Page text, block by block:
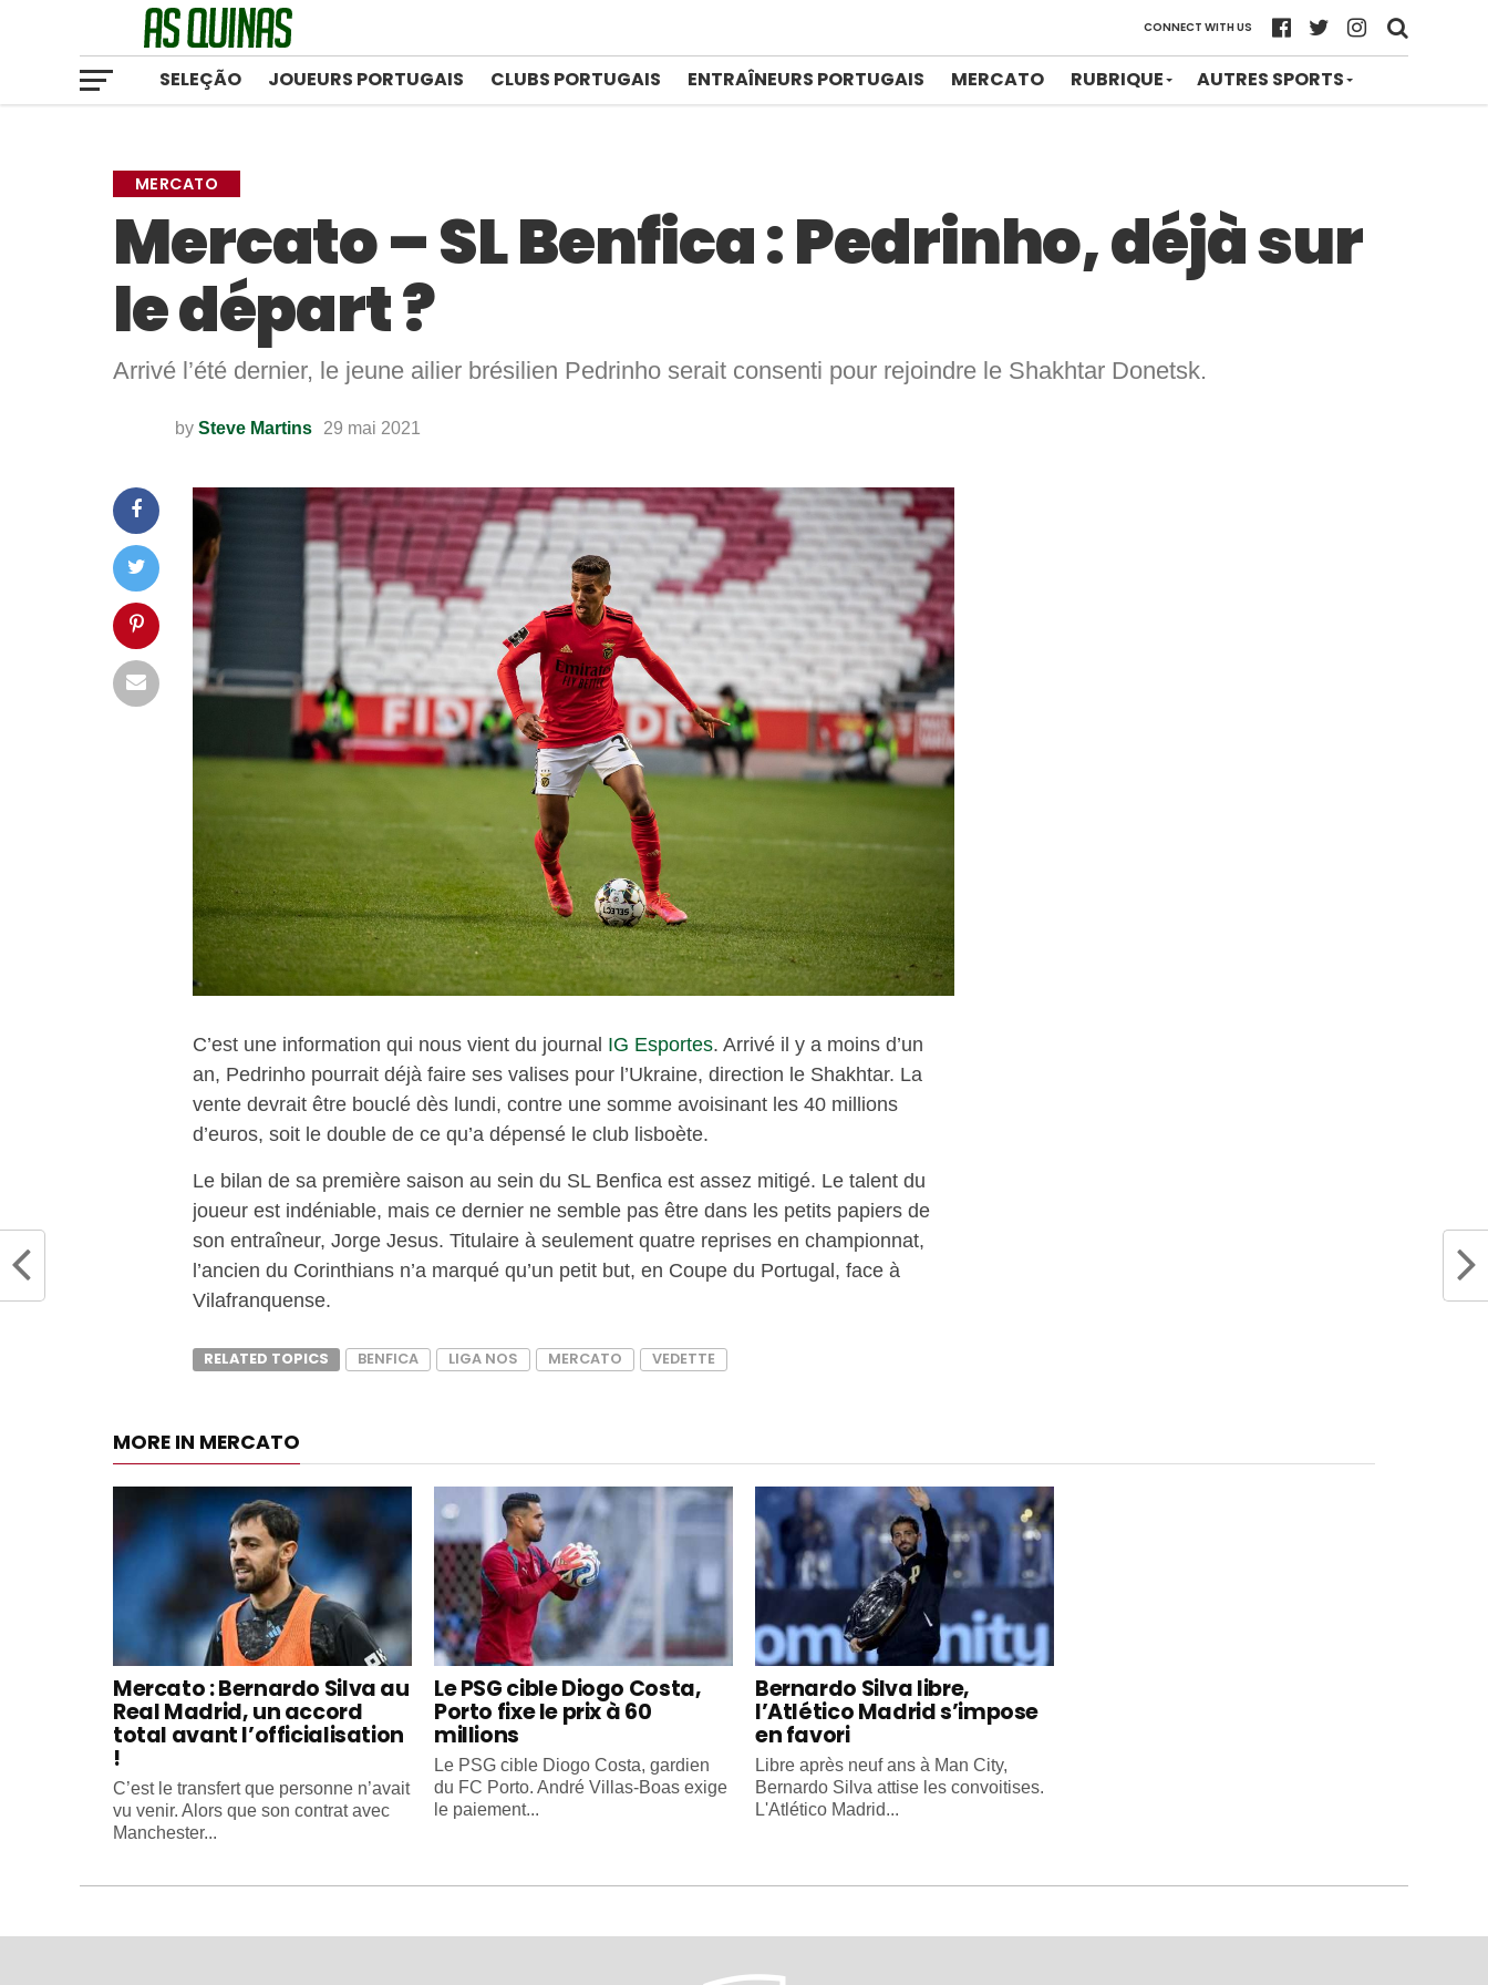
CONNECT WITH US
SELEÇÃO JOUEURS PORTUGAIS CLUBS PORTUGAIS ENTRAÎNEURS PORTUGAIS MERCATO RUBRIQUE AUTRES SPORTS
MERCATO
Mercato – SL Benfica : Pedrinho, déjà sur
le départ ?
Arrivé l’été dernier, le jeune ailier brésilien Pedrinho serait consenti pour rejoindre le Shakhtar Donetsk.
by Steve Martins 29 mai 2021
C’est une information qui nous vient du journal IG Esportes. Arrivé il y a moins d’un
an, Pedrinho pourrait déjà faire ses valises pour l’Ukraine, direction le Shakhtar. La
vente devrait être bouclé dès lundi, contre une somme avoisinant les 40 millions
d’euros, soit le double de ce qu’a dépensé le club lisboète.
Le bilan de sa première saison au sein du SL Benfica est assez mitigé. Le talent du
joueur est indéniable, mais ce dernier ne semble pas être dans les petits papiers de
son entraîneur, Jorge Jesus. Titulaire à seulement quatre reprises en championnat,
l’ancien du Corinthians n’a marqué qu’un petit but, en Coupe du Portugal, face à
Vilafranquense.
RELATED TOPICS BENFICA LIGA NOS MERCATO VEDETTE
MORE IN MERCATO
Mercato : Bernardo Silva au
Real Madrid, un accord
total avant l’officialisation
!
C’est le transfert que personne n’avait
vu venir. Alors que son contrat avec
Manchester...
Le PSG cible Diogo Costa,
Porto fixe le prix à 60
millions
Le PSG cible Diogo Costa, gardien
du FC Porto. André Villas-Boas exige
le paiement...
Bernardo Silva libre,
l’Atlético Madrid s’impose
en favori
Libre après neuf ans à Man City,
Bernardo Silva attise les convoitises.
L'Atlético Madrid...